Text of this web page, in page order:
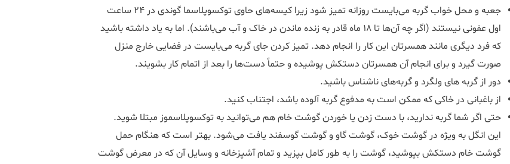
جعبه و محل خواب گربه می‌بایست روزانه تمیز شود زیرا کیسه‌های حاوی توکسوپلاسما گوندی در 24 ساعت
اول عفونی نیستند (اگر چه آن‌ها تا 18 ماه قادر به زنده ماندن در خاک و آب می‌باشند). اما به یاد داشته باشید
که فرد دیگری مانند همسرتان این کار را انجام دهد. تمیز کردن جای گربه می‌بایست در فضایی خارج منزل
صورت گیرد و برای انجام آن همسرتان دستکش پوشیده و حتماً دست‌ها را بعد از اتمام کار بشویند.
دور از گربه های ولگرد و گربه‌های ناشناس باشید.
از باغبانی در خاکی که ممکن است به مدفوع گربه آلوده باشد، اجتناب کنید.
حتی اگر شما گربه ندارید، با دست زدن یا خوردن گوشت خام هم می‌توانید به توکسوپلاسموز مبتلا شوید.
این انگل به ویژه در گوشت خوک، گوشت گاو و گوشت گوسفند یافت می‌شود. بهتر است که هنگام حمل
گوشت خام دستکش بپوشید، گوشت را به طور کامل بپزید و تمام آشپزخانه و وسایل آن که در معرض گوشت